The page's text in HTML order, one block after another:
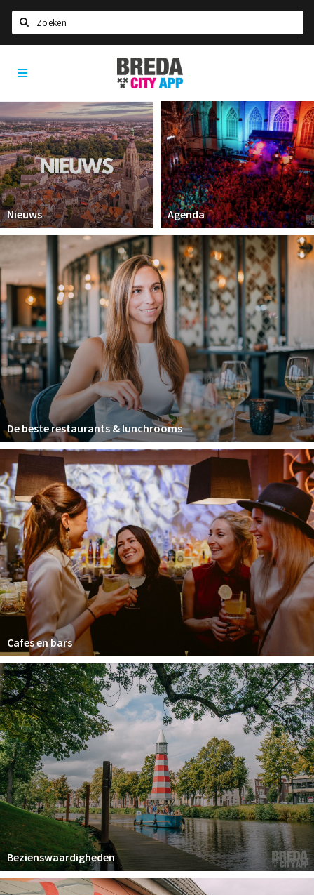
Home
Agenda
Deals
Party pics
Nieuws, interviews & blogs
Eten
Drinken
Slapen
Recreatief
Winkels
Winkelgebieden
Parkeren
Bezienswaardigheden
Musea, theaters & podia
Uitjes & activiteiten
Toeristische routes
Natuurgebieden
Baroniepoorten
Sport
Privacy
Inloggen
Breda
City
App
Nieuws Agenda
De beste restaurants & lunchrooms
Cafes en bars
Bezienswaardigheden